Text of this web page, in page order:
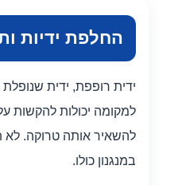
החלפת ידיות
ידית רופפת, ידית
למקומה יכולות להקשות
להשאיר אותה טרוקה.
במנגנון כולו.